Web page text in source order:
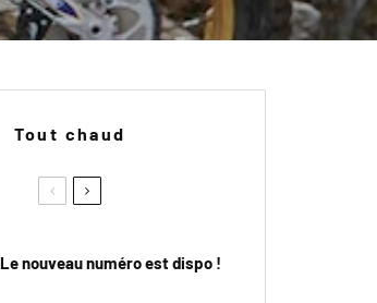
Tout chaud
Le nouveau numéro est dispo !